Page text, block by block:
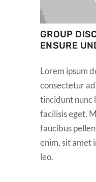
GROUP
ENSURE
Lorem ipsum
consectetur
tincidunt nunc
facilisis eget.
faucibus
enim, sit amet
leo.